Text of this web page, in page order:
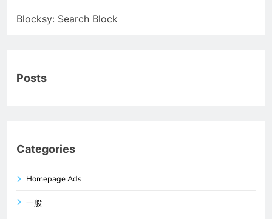
Blocksy: Search Block
Posts
Categories
Homepage Ads
一般